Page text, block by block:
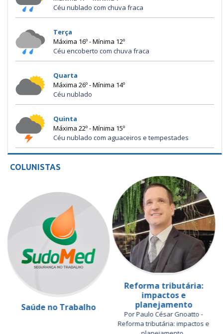
Céu nublado com chuva fraca
Terça
Máxima 16º - Mínima 12º
Céu encoberto com chuva fraca
Quarta
Máxima 26º - Mínima 14º
Céu nublado
Quinta
Máxima 22º - Mínima 15º
Céu nublado com aguaceiros e tempestades
COLUNISTAS
Saúde no Trabalho
Reforma tributária:
impactos e
planejamento
Por Paulo César Gnoatto -
Reforma tributária: impactos e